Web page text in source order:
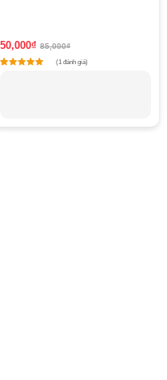
50,000₫ 85,000₫
(1 đánh giá)